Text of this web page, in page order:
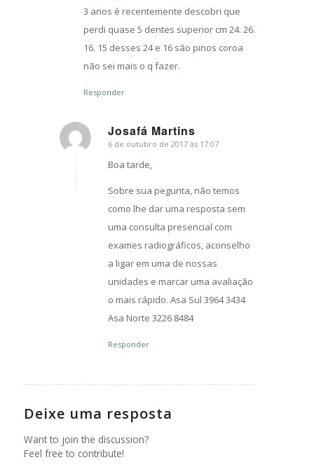
3 anos é recentemente descobri que
perdi quase 5 dentes superior cm 24. 26.
16. 15 desses 24 e 16 são pinos coroa
não sei mais o q fazer.
Responder
Josafá Martins
s
ays:
6 de outubro de 2017 às 17:07
Boa tarde,
Sobre sua pegunta, não temos
como lhe dar uma resposta sem
uma consulta presencial com
exames radiográficos, aconselho
a ligar em uma de nossas
unidades e marcar uma avaliação
o mais rápido. Asa Sul 3964 3434
Asa Norte 3226 8484
Responder
Deixe uma resposta
Want to join the discussion?
Feel free to contribute!